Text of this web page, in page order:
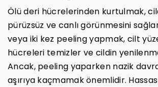
Ölü deri hücrelerinden kurtulmak,
pürüzsüz ve canlı görünmesini
veya iki kez peeling yapmak, cilt
hücreleri temizler ve cildin
Ancak, peeling yaparken nazik
aşırıya kaçmamak önemlidir.